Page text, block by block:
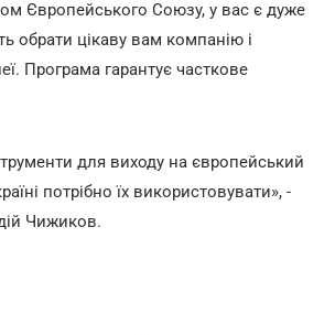
Європейського Союзу, у вас є дуже
обрати цікаву вам компанію і
Програма гарантує часткове
для виходу на європейський
потрібно їх використовувати», -
Чижиков.